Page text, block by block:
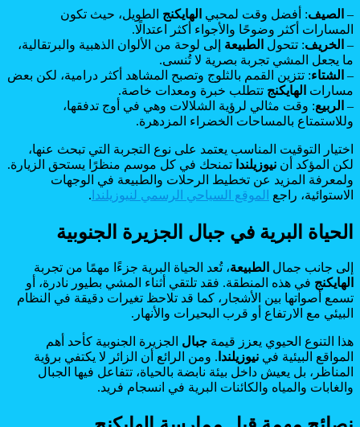
– الصيف: أفضل وقت لمحبي الهايكنج الطويل، حيث تكون
المسارات أكثر وضوحًا والأجواء أكثر اعتدالًا.
– الخريف: تتحول الطبيعة إلى لوحة من الألوان الذهبية والبرتقالية،
ما يجعل المشي تجربة بصرية لا تُنسى.
– الشتاء: تتزين القمم بالثلوج وتصبح المشاهد أكثر درامية، لكن بعض
مسارات الهايكنج تتطلب خبرة ومعدات خاصة.
– الربيع: وقت مثالي لرؤية الشلالات وهي في أوج تدفقها،
وللاستمتاع بالمساحات الخضراء المزدهرة.
اختيار التوقيت المناسب يعتمد على نوع التجربة التي تبحث عنها،
لكن المؤكد أن نيوزيلندا تمنحك في كل موسم منظرًا يستحق الزيارة.
ولمعرفة المزيد عن تخطيط الرحلات والطبيعة في الوجهات
الاستوائية، راجع
الموقع السياحي الرسمي لنيوزيلندا .
الحياة البرية في جبال الجزيرة الجنوبية
إلى جانب جمال الطبيعة، تُعد الحياة البرية جزءًا مهمًا من تجربة
الهايكنج في هذه المنطقة. فقد تلتقي أثناء المشي بطيور نادرة، أو
تسمع أصواتها بين الأشجار، كما قد تلاحظ تغيرات دقيقة في النظام
البيئي مع الارتفاع أو قرب البحيرات والأنهار.
هذا التنوع الحيوي يعزز قيمة جبال الجزيرة الجنوبية كأحد أهم
المواقع البيئية في نيوزيلندا . ومن الرائع أن الزائر لا يكتفي برؤية
المناظر، بل يعيش داخل بيئة نابضة بالحياة، تتفاعل فيها الجبال
والغابات والمياه والكائنات البرية في انسجام فريد.